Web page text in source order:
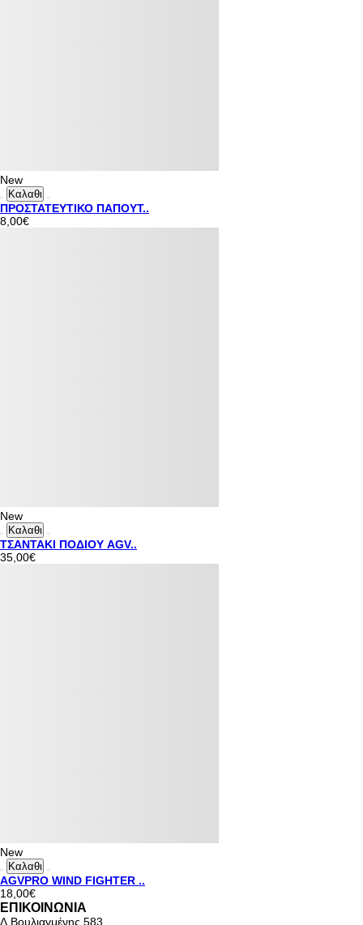
New
Καλαθι
ΠΡΟΣΤΑΤΕΥΤΙΚΟ ΠΑΠΟΥΤ..
8,00€
New
Καλαθι
ΤΣΑΝΤΑΚΙ ΠΟΔΙΟΥ AGV..
35,00€
New
Καλαθι
AGVPRO WIND FIGHTER ..
18,00€
ΕΠΙΚΟΙΝΩΝΙΑ
Λ.Βουλιαγμένης 583